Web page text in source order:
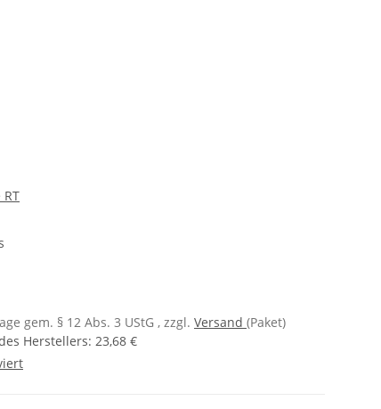
gem. § 12 Abs. 3 UStG , zzgl. Versand (Paket)
Herstellers: 23,68 €
gem. § 12 Abs. 3 UStG